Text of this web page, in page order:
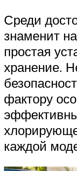
Среди
знаменит
простая
хранение.
фактору
каждой